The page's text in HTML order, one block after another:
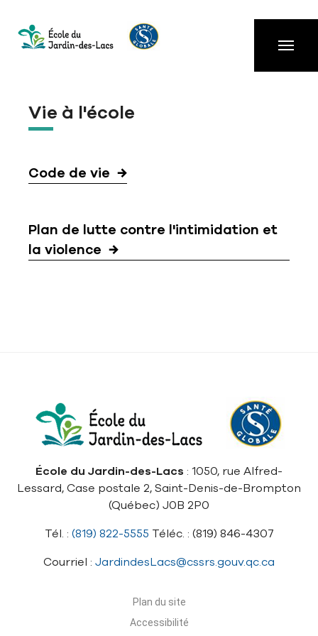
Vie à l'école
Code de vie
Plan de lutte contre l'intimidation et
la violence
École du Jardin-des-Lacs : 1050, rue Alfred-
Lessard, Case postale 2, Saint-Denis-de-Brompton
(Québec) J0B 2P0
Tél. : (819) 822-5555 Téléc. : (819) 846-4307
Courriel : JardindesLacs@cssrs.gouv.qc.ca
Plan du site
Accessibilité